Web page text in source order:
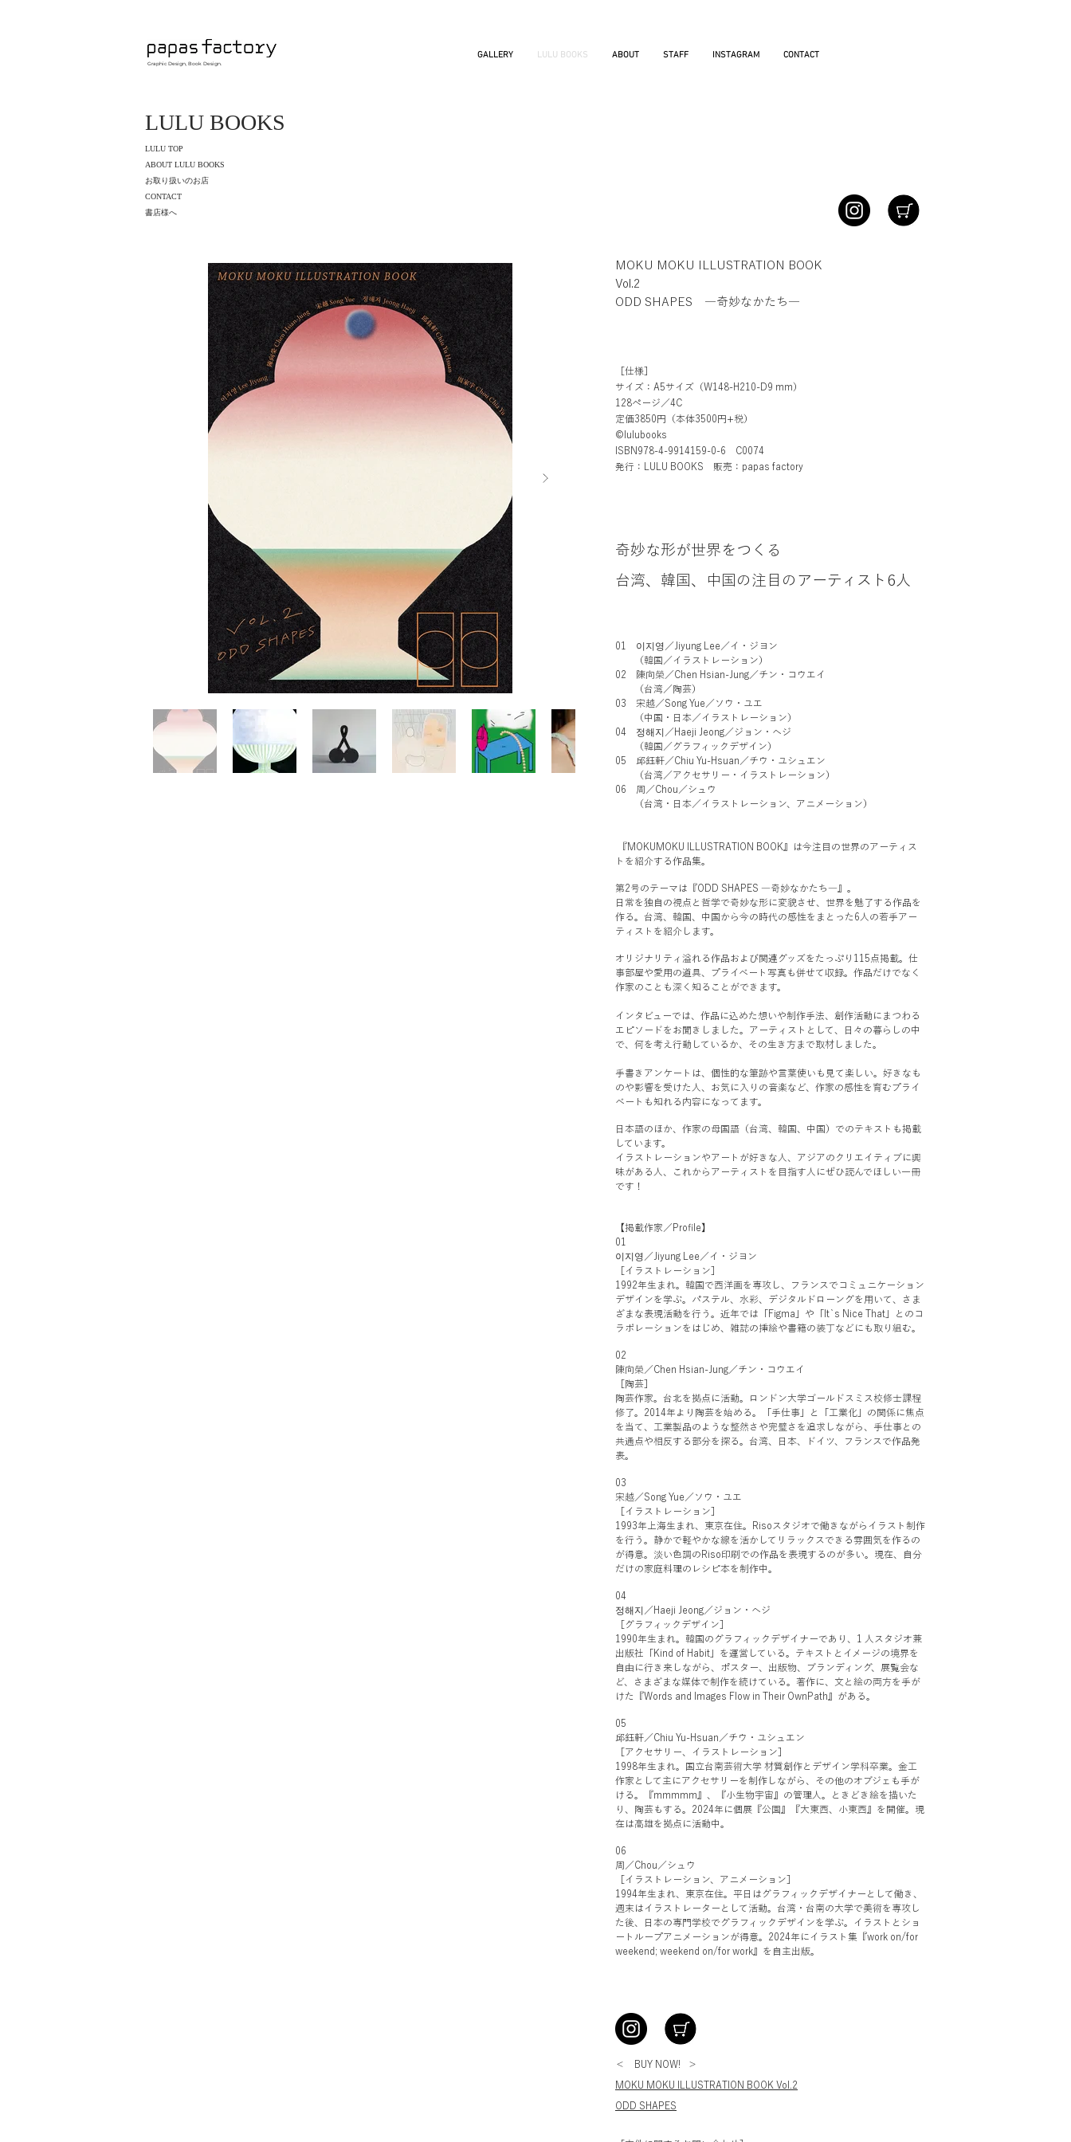
Graphic Design, Book Design.
GALLERY LULU BOOKS ABOUT STAFF INSTAGRAM CONTACT
LULU BOOKS
LULU TOP
ABOUT LULU BOOKS
​お取り扱いのお店
CONTACT
​書店様へ
MOKU MOKU ILLUSTRATION BOOK
Vol.2
ODD SHAPES ―奇妙なかたち―
［仕様］
​サイズ：A5サイズ（W148-H210-D9 mm）
128ページ／4C
定価3850円（本体3500円+税）
©lulubooks
ISBN978-4-9914159-0-6 C0074
発行：LULU BOOKS 販売：papas factory
奇妙な形が世界をつくる
台湾、韓国、中国の注目のアーティスト6人
01 이지영／Jiyung Lee／イ・ジヨン
（韓国／イラストレーション）
02 陳向榮／Chen Hsian-Jung／チン・コウエイ
（台湾／陶芸）
03 宋越／Song Yue／ソウ・ユエ
（中国・日本／イラストレーション）
04 정해지／Haeji Jeong／ジョン・ヘジ
（韓国／グラフィックデザイン）
05 邱鈺軒／Chiu Yu-Hsuan／チウ・ユシュエン
（台湾／アクセサリー・イラストレーション）
06 周／Chou／シュウ
（台湾・日本／イラストレーション、アニメーション）
『MOKUMOKU ILLUSTRATION BOOK』は今注目の世界のアーティス
トを紹介する作品集。
第2号のテーマは『ODD SHAPES ―奇妙なかたち―』。
日常を独自の視点と哲学で奇妙な形に変貌させ、世界を魅了する作品を
作る。台湾、韓国、中国から今の時代の感性をまとった6人の若手アー
ティストを紹介します。
オリジナリティ溢れる作品および関連グッズをたっぷり115点掲載。仕
事部屋や愛用の道具、プライベート写真も併せて収録。作品だけでなく
作家のことも深く知ることができます。
インタビューでは、作品に込めた想いや制作手法、創作活動にまつわる
エピソードをお聞きしました。アーティストとして、日々の暮らしの中
で、何を考え行動しているか、その生き方まで取材しました。
手書きアンケートは、個性的な筆跡や言葉使いも見て楽しい。好きなも
のや影響を受けた人、お気に入りの音楽など、作家の感性を育むプライ
ベートも知れる内容になってます。
日本語のほか、作家の母国語（台湾、韓国、中国）でのテキストも掲載
しています。
イラストレーションやアートが好きな人、アジアのクリエイティブに興
味がある人、これからアーティストを目指す人にぜひ読んでほしい一冊
です！
【掲載作家／Profile】
01
이지영／Jiyung Lee／イ・ジヨン
［イラストレーション］
1992年生まれ。韓国で西洋画を専攻し、フランスでコミュニケーション
デザインを学ぶ。パステル、水彩、デジタルドローングを用いて、さま
ざまな表現活動を行う。近年では「Figma」や「It`s Nice That」とのコ
ラボレーションをはじめ、雑誌の挿絵や書籍の装丁などにも取り組む。
02
陳向榮／Chen Hsian-Jung／チン・コウエイ
［陶芸］
陶芸作家。台北を拠点に活動。ロンドン大学ゴールドスミス校修士課程
修了。2014年より陶芸を始める。「手仕事」と「工業化」の関係に焦点
を当て、工業製品のような整然さや完璧さを追求しながら、手仕事との
共通点や相反する部分を探る。台湾、日本、ドイツ、フランスで作品発
表。
03
宋越／Song Yue／ソウ・ユエ
［イラストレーション］
1993年上海生まれ、東京在住。Risoスタジオで働きながらイラスト制作
を行う。静かで軽やかな線を活かしてリラックスできる雰囲気を作るの
が得意。淡い色調のRiso印刷での作品を表現するのが多い。現在、自分
だけの家庭料理のレシピ本を制作中。
04
정해지／Haeji Jeong／ジョン・ヘジ
［グラフィックデザイン］
1990年生まれ。韓国のグラフィックデザイナーであり、1 人スタジオ兼
出版社「Kind of Habit」を運営している。テキストとイメージの境界を
自由に行き来しながら、ポスター、出版物、ブランディング、展覧会な
ど、さまざまな媒体で制作を続けている。著作に、文と絵の両方を手が
けた『Words and Images Flow in Their OwnPath』がある。
05
邱鈺軒／Chiu Yu-Hsuan／チウ・ユシュエン
［アクセサリー、イラストレーション］
1998年生まれ。国立台南芸術大学 材質創作とデザイン学科卒業。金工
作家として主にアクセサリーを制作しながら、その他のオブジェも手が
ける。『mmmmm』、『小生物宇宙』の管理人。ときどき絵を描いた
り、陶芸もする。2024年に個展『公園』『大東西、小東西』を開催。現
在は高雄を拠点に活動中。
06
周／Chou／シュウ
［イラストレーション、アニメーション］
1994年生まれ、東京在住。平日はグラフィックデザイナーとして働き、
週末はイラストレーターとして活動。台湾・台南の大学で美術を専攻し
た後、日本の専門学校でグラフィックデザインを学ぶ。イラストとショ
ートループアニメーションが得意。2024年にイラスト集『work on/for
weekend; weekend on/for work』を自主出版。
＜ BUY NOW! ＞
MOKU MOKU ILLUSTRATION BOOK Vol.2
ODD SHAPES